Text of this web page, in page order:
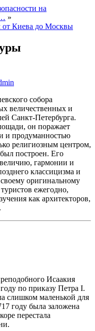
на
»
от Киева до Москвы
величественных и
Санкт-Петербурга.
он поражает
и продуманностью
религиозным центром,
построен. Его
величию, гармонии и
классицизма и
оригинальному
ежегодно,
как архитекторов,
Исаакия
по приказу Петра I.
слишком маленькой для
году была заложена
перестала